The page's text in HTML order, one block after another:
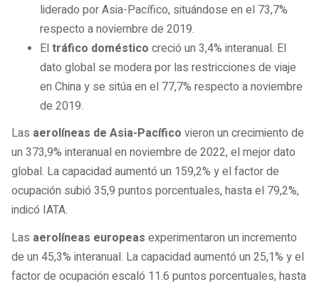
liderado por Asia-Pacífico, situándose en el 73,7%
respecto a noviembre de 2019.
El tráfico doméstico creció un 3,4% interanual. El
dato global se modera por las restricciones de viaje
en China y se sitúa en el 77,7% respecto a noviembre
de 2019.
Las aerolíneas de Asia-Pacífico vieron un crecimiento de
un 373,9% interanual en noviembre de 2022, el mejor dato
global. La capacidad aumentó un 159,2% y el factor de
ocupación subió 35,9 puntos porcentuales, hasta el 79,2%,
indicó IATA.
Las aerolíneas europeas experimentaron un incremento
de un 45,3% interanual. La capacidad aumentó un 25,1% y el
factor de ocupación escaló 11.6 puntos porcentuales, hasta